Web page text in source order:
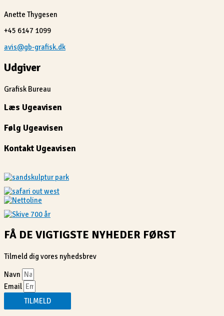
Anette Thygesen
+45 6147 1099
avis@gb-grafisk.dk
Udgiver
Grafisk Bureau
Læs Ugeavisen
Følg Ugeavisen
Kontakt Ugeavisen
FÅ DE VIGTIGSTE NYHEDER FØRST
Tilmeld dig vores nyhedsbrev
Navn
Email
TILMELD